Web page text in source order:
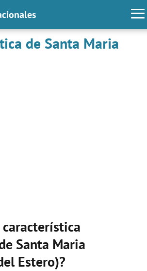
de Santa Maria
característica
Santa Maria
Estero)?